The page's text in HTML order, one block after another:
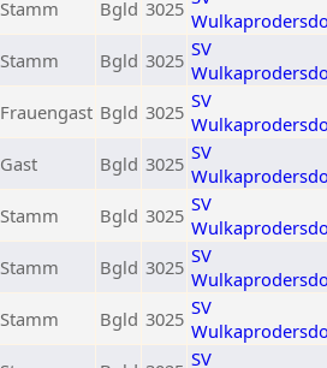
Stamm Bgld 3025
Stamm Bgld 3025 SV
Frauengast Bgld 3025 SV
Gast Bgld 3025 SV
Stamm Bgld 3025 SV
Stamm Bgld 3025 SV
Stamm Bgld 3025 SV
SV